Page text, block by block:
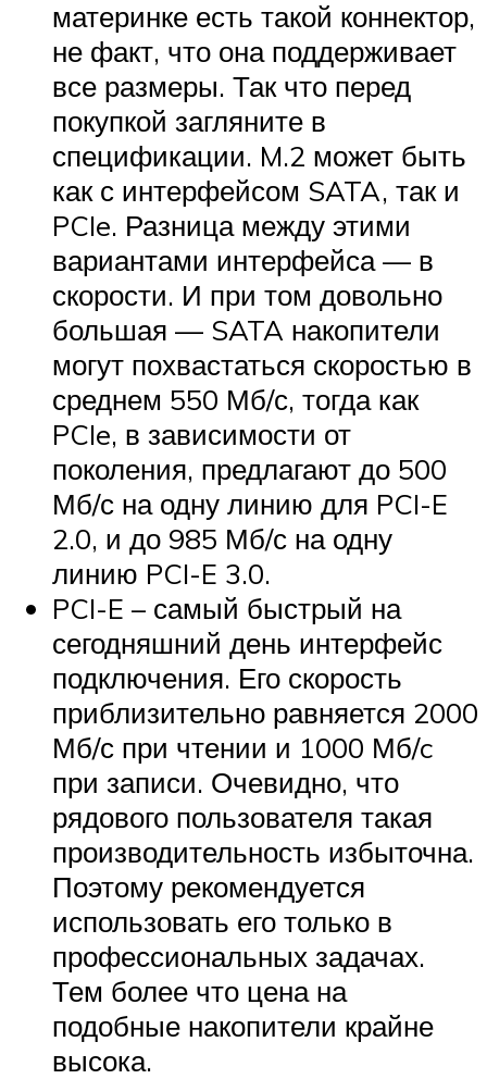
материнке есть такой коннектор,
не факт, что она поддерживает
все размеры. Так что перед
покупкой загляните в
спецификации. M.2 может быть
как с интерфейсом SATA, так и
PCIe. Разница между этими
вариантами интерфейса — в
скорости. И при том довольно
большая — SATA накопители
могут похвастаться скоростью в
среднем 550 Мб/с, тогда как
PCIe, в зависимости от
поколения, предлагают до 500
Мб/с на одну линию для PCI-E
2.0, и до 985 Мб/с на одну
линию PCI-E 3.0.
PCI-E – самый быстрый на
сегодняшний день интерфейс
подключения. Его скорость
приблизительно равняется 2000
Мб/с при чтении и 1000 Мб/c
при записи. Очевидно, что
рядового пользователя такая
производительность избыточна.
Поэтому рекомендуется
использовать его только в
профессиональных задачах.
Тем более что цена на
подобные накопители крайне
высока.